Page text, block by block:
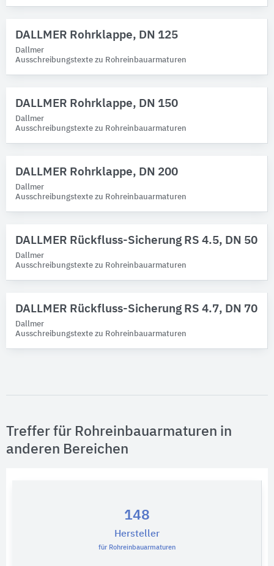
DALLMER Rohrklappe, DN 125
Dallmer
Ausschreibungstexte zu Rohreinbauarmaturen
DALLMER Rohrklappe, DN 150
Dallmer
Ausschreibungstexte zu Rohreinbauarmaturen
DALLMER Rohrklappe, DN 200
Dallmer
Ausschreibungstexte zu Rohreinbauarmaturen
DALLMER Rückfluss-Sicherung RS 4.5, DN 50
Dallmer
Ausschreibungstexte zu Rohreinbauarmaturen
DALLMER Rückfluss-Sicherung RS 4.7, DN 70
Dallmer
Ausschreibungstexte zu Rohreinbauarmaturen
Treffer für Rohreinbauarmaturen in
anderen Bereichen
148
Hersteller
für Rohreinbauarmaturen